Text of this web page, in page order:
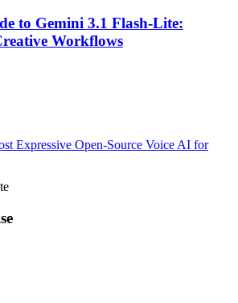
to Gemini 3.1 Flash-Lite:
Workflows
Expressive Open-Source Voice AI for